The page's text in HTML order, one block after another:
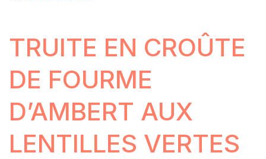
TRUITE EN CROÛTE
DE FOURME
D’AMBERT AUX
LENTILLES VERTES